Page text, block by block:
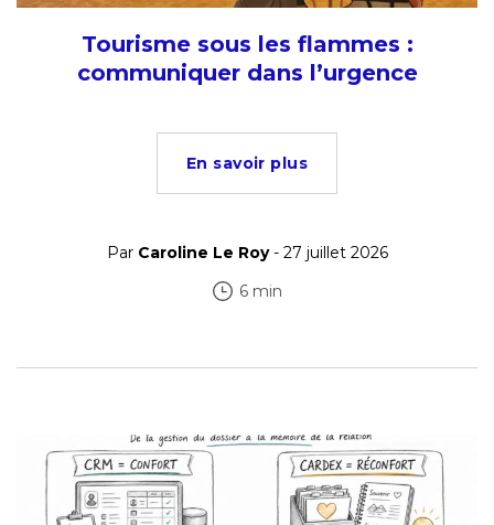
Tourisme sous les flammes :
communiquer dans l’urgence
En savoir plus
Par Caroline Le Roy- 27 juillet 2026
6 min